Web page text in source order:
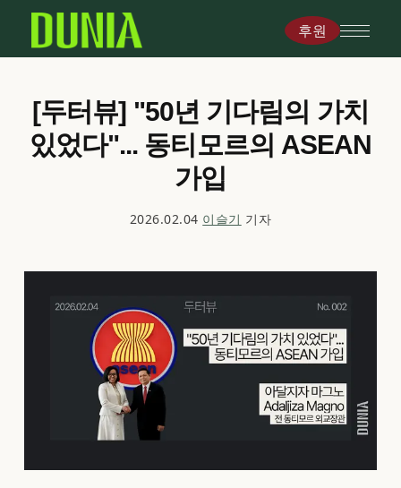
후원
[두터뷰] "50년 기다림의 가치
있었다"... 동티모르의 ASEAN
가입
2026.02.04 이슬기 기자